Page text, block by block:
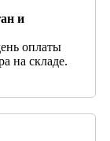
и
оплаты
на складе.